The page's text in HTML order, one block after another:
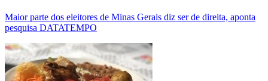
Maior parte dos eleitores de Minas Gerais diz ser de direita, aponta
pesquisa DATATEMPO